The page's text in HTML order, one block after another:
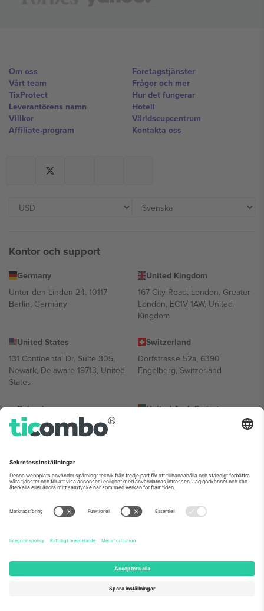
Om oss
Vårt team
TixProtect
Leverantörens namn
Villkor
Affiliate-program
Företagstjänster
Frågor och mer
Hur det fungerar
Hotell
Världscupcentrum
Kontakta oss
Kontor och support
Germany
Unter den Linden 24, 10117
Berlin, Germany
United Kingdom
167 City Road, London, Greater
London, EC1V 1AW, United
Kingdom
United States
131 Continental Dr, Suite 305,
Newark, Delaware 19713, United
States
Switzerland
Dorfstrasse 52a, 6390
Engelberg, Switzerland
Bulgaria
Regus Sofia City West, bul
Totleben 53-55, 1606 Sofia,
United Arab Emirates
UAE Dubai Silicon Oasis, DDP
Mexico
Av Chapultepec 360, Roma
Norte, Cuauhtémoc, 06700
Ciudad de México, CDMX,
plats, evenemang och/eller domän. För detaljer, se specifik
evenemangssida, avtryck och villkor.,Leverantörens namn
© 2026 Ticombo. Alla rättigheter förbehållna.